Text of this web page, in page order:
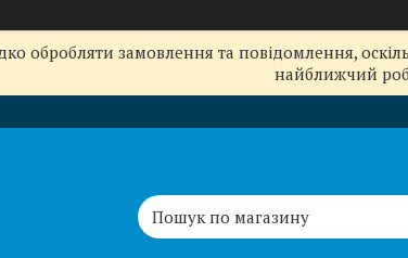
обробляти замовлення та повідомлення,
найближчий